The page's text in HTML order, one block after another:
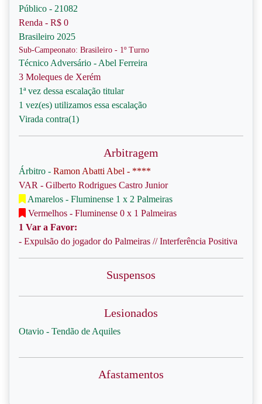
Público - 21082
Renda - R$ 0
Brasileiro 2025
Sub-Campeonato: Brasileiro - 1º Turno
Técnico Adversário - Abel Ferreira
3 Moleques de Xerém
1ª vez dessa escalação titular
1 vez(es) utilizamos essa escalação
Virada contra(1)
Arbitragem
Árbitro - Ramon Abatti Abel - ****
VAR - Gilberto Rodrigues Castro Junior
Amarelos - Fluminense 1 x 2 Palmeiras
Vermelhos - Fluminense 0 x 1 Palmeiras
1 Var a Favor:
- Expulsão do jogador do Palmeiras // Interferência Positiva
Suspensos
Lesionados
Otavio - Tendão de Aquiles
Afastamentos